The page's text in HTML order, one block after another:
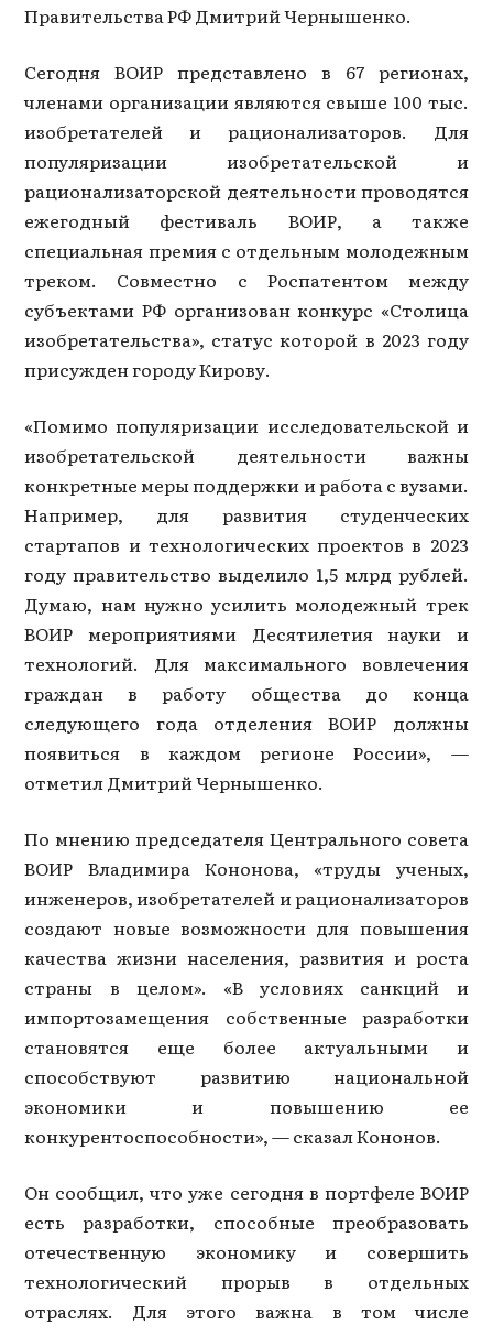
Правительства РФ Дмитрий Чернышенко.
Сегодня ВОИР представлено в 67 регионах,
членами организации являются свыше 100 тыс.
изобретателей и рационализаторов. Для
популяризации изобретательской и
рационализаторской деятельности проводятся
ежегодный фестиваль ВОИР, а также
специальная премия с отдельным молодежным
треком. Совместно с Роспатентом между
субъектами РФ организован конкурс «Столица
изобретательства», статус которой в 2023 году
присужден городу Кирову.
«Помимо популяризации исследовательской и
изобретательской деятельности важны
конкретные меры поддержки и работа с вузами.
Например, для развития студенческих
стартапов и технологических проектов в 2023
году правительство выделило 1,5 млрд рублей.
Думаю, нам нужно усилить молодежный трек
ВОИР мероприятиями Десятилетия науки и
технологий. Для максимального вовлечения
граждан в работу общества до конца
следующего года отделения ВОИР должны
появиться в каждом регионе России», —
отметил Дмитрий Чернышенко.
По мнению председателя Центрального совета
ВОИР Владимира Кононова, «труды ученых,
инженеров, изобретателей и рационализаторов
создают новые возможности для повышения
качества жизни населения, развития и роста
страны в целом». «В условиях санкций и
импортозамещения собственные разработки
становятся еще более актуальными и
способствуют развитию национальной
экономики и повышению ее
конкурентоспособности», — сказал Кононов.
Он сообщил, что уже сегодня в портфеле ВОИР
есть разработки, способные преобразовать
отечественную экономику и совершить
технологический прорыв в отдельных
отраслях. Для этого важна в том числе